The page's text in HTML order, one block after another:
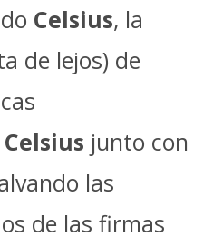
Celsius, la
de lejos) de
Celsius junto con
las
de las firmas